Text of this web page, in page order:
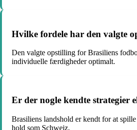
Hvilke fordele har den valgte
Den valgte opstilling for Brasiliens
individuelle færdigheder optimalt.
Er der nogle kendte strategier
Brasiliens landshold er kendt for at
hold som Schweiz.